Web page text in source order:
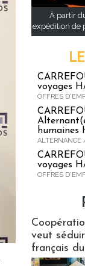
À partir
expédition de
voyages
OFFRES
humaines
ALTERNANCE
voyages
OFFRES
veut
français